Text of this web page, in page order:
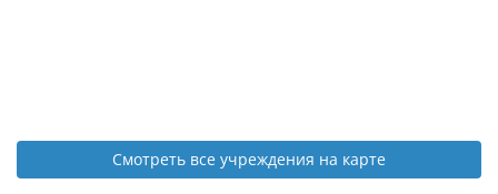
Смотреть все учреждения на карте